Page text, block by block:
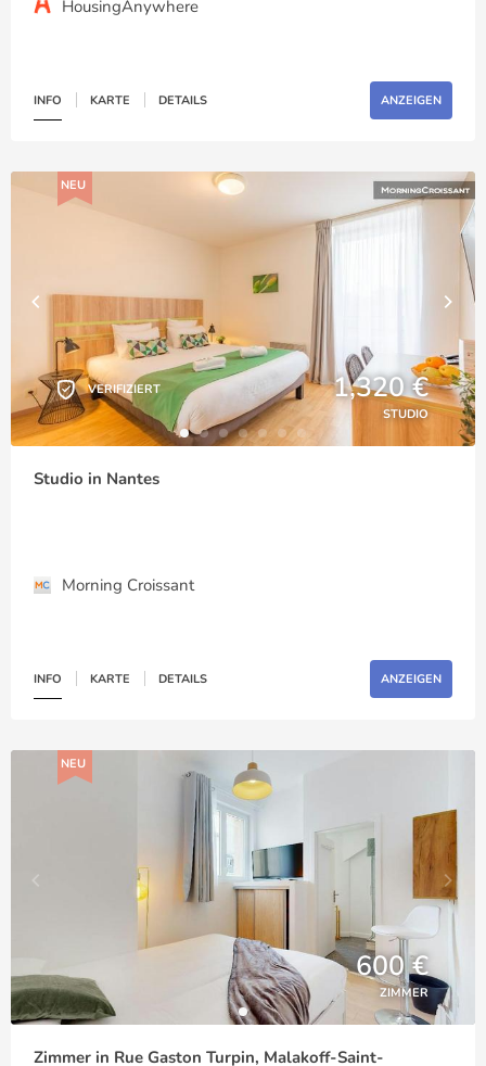
HousingAnywhere
INFO KARTE DETAILS ANZEIGEN
NEU
VERIFIZIERT 1,320 €
STUDIO
Studio in Nantes
Morning Croissant
INFO KARTE DETAILS ANZEIGEN
NEU
600 €
ZIMMER
Zimmer in Rue Gaston Turpin, Malakoff-Saint-